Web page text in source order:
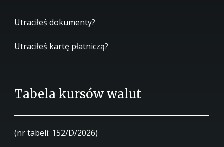
Utraciłeś dokumenty?
Utraciłeś kartę płatniczą?
Tabela kursów walut
(nr tabeli: 152/D/2026)